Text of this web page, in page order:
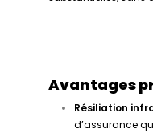
Avantages
Résiliation
d’assurance